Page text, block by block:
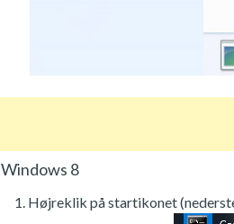
Windows 8
Højreklik på startikonet